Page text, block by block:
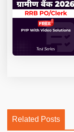
Related Posts